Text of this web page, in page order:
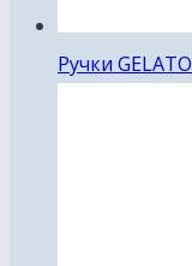
Ручки GELATO